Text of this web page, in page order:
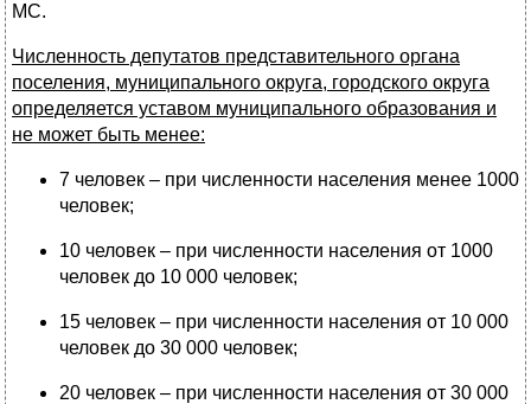
МС.
Численность депутатов представительного органа
поселения, муниципального округа, городского округа
определяется уставом муниципального образования и
не может быть менее:
7 человек – при численности населения менее 1000
человек;
10 человек – при численности населения от 1000
человек до 10 000 человек;
15 человек – при численности населения от 10 000
человек до 30 000 человек;
20 человек – при численности населения от 30 000